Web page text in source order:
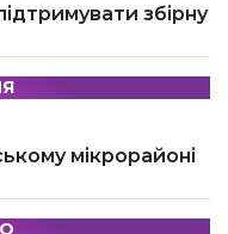
збірну
мікрорайоні